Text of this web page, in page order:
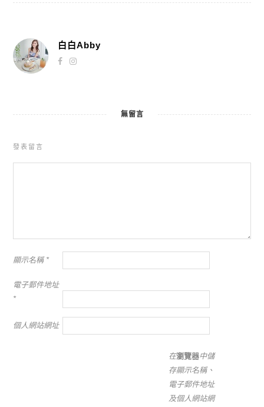
白白Abby
無留言
發表留言
顯示名稱 *
電子郵件地址
*
個人網站網址
在瀏覽器中儲
存顯示名稱、
電子郵件地址
及個人網站網